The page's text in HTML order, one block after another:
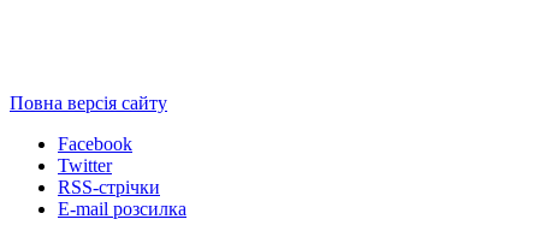
Повна версія сайту
Facebook
Twitter
RSS-стрічки
E-mail розсилка